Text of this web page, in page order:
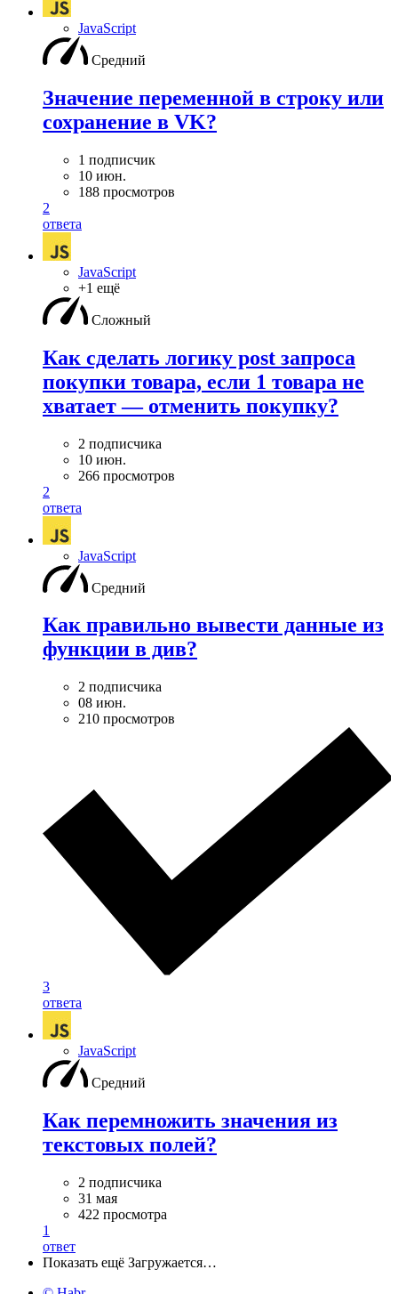
JavaScript
Средний
Значение переменной в строку или
сохранение в VK?
1 подписчик
10 июн.
188 просмотров
2
ответа
JavaScript
+1 ещё
Сложный
Как сделать логику post запроса
покупки товара, если 1 товара не
хватает — отменить покупку?
2 подписчика
10 июн.
266 просмотров
2
ответа
JavaScript
Средний
Как правильно вывести данные из
функции в див?
2 подписчика
08 июн.
210 просмотров
3
ответа
JavaScript
Средний
Как перемножить значения из
текстовых полей?
2 подписчика
31 мая
422 просмотра
1
ответ
Показать ещё Загружается…